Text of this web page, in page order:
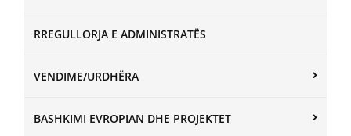
RREGULLORJA E ADMINISTRATËS
VENDIME/URDHËRA
BASHKIMI EVROPIAN DHE PROJEKTET